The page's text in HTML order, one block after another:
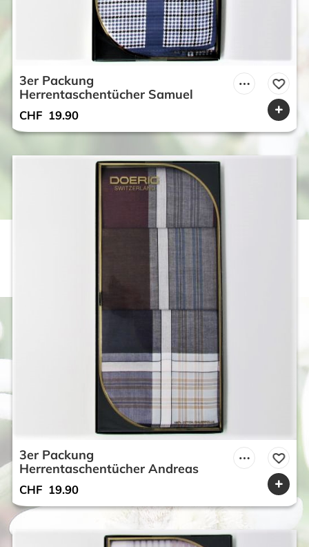
3er Packung
Herrentaschentücher Samuel
CHF 19.90
3er Packung
Herrentaschentücher Andreas
CHF 19.90